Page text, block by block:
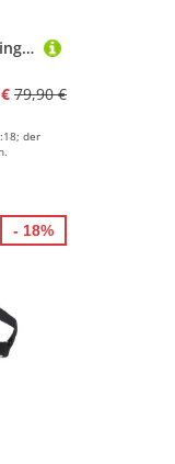
Luhta Golfhose Luhta Trainingshose lang Eriksen
79,90 €
der
- 18%